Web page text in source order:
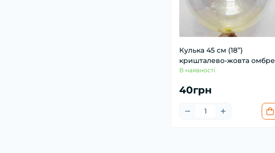
Кулька 45 см (18’’)
кришталево-жовта омбре
В наявності
40грн